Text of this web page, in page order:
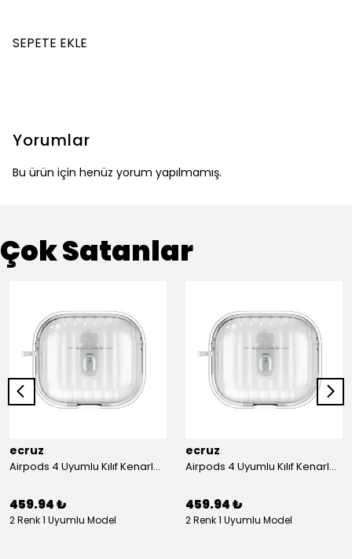
SEPETE EKLE
Yorumlar
Bu ürün için henüz yorum yapılmamış.
Çok Satanlar
ecruz
Airpods 4 Uyumlu Kılıf Kenarları Renkli Şeffaf Dilimli Silikon Ecruz Airbag 40 Uyumlu Kılıf
459.94 ₺
2 Renk 1 Uyumlu Model
ecruz
Airpods 4 Uyumlu Kılıf Kenarları Renkli Şeffaf Dilimli Silikon Ecruz Airbag 40 Uyumlu Kılıf
459.94 ₺
2 Renk 1 Uyumlu Model